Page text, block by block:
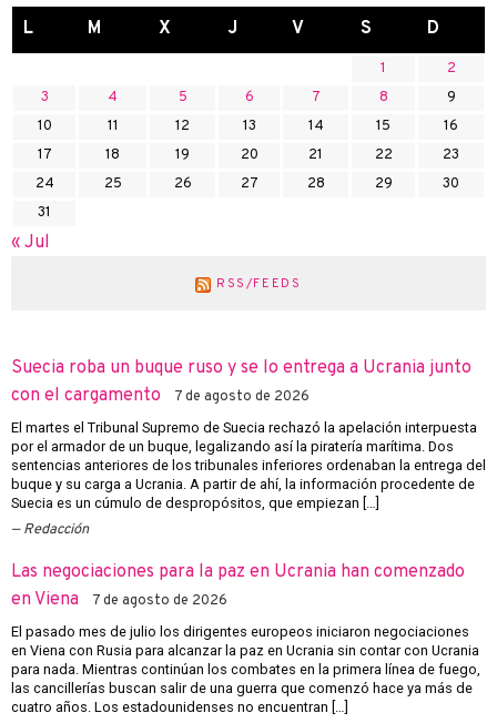
L M X J V S D
1
2
3
4 5 6 7 8
9
10
11 12 13 14 15
16
17
18 19 20 21 22
23
24
25 26 27 28 29
30
31
« Jul
RSS/FEEDS
Suecia roba un buque ruso y se lo entrega a Ucrania junto
con el cargamento
7 de agosto de 2026
El martes el Tribunal Supremo de Suecia rechazó la apelación interpuesta
por el armador de un buque, legalizando así la piratería marítima. Dos
sentencias anteriores de los tribunales inferiores ordenaban la entrega del
buque y su carga a Ucrania. A partir de ahí, la información procedente de
Suecia es un cúmulo de despropósitos, que empiezan […]
Redacción
Las negociaciones para la paz en Ucrania han comenzado
en Viena
7 de agosto de 2026
El pasado mes de julio los dirigentes europeos iniciaron negociaciones
en Viena con Rusia para alcanzar la paz en Ucrania sin contar con Ucrania
para nada. Mientras continúan los combates en la primera línea de fuego,
las cancillerías buscan salir de una guerra que comenzó hace ya más de
cuatro años. Los estadounidenses no encuentran […]